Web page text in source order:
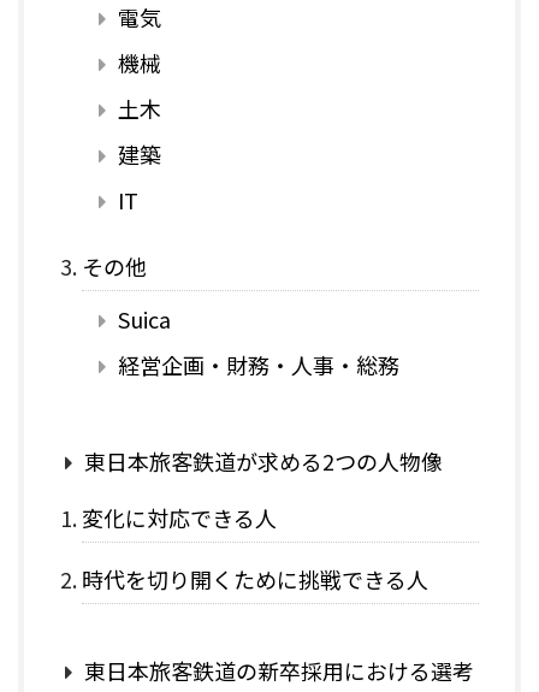
電気
機械
土木
建築
IT
その他
Suica
経営企画・財務・人事・総務
東日本旅客鉄道が求める2つの人物像
変化に対応できる人
時代を切り開くために挑戦できる人
東日本旅客鉄道の新卒採用における選考